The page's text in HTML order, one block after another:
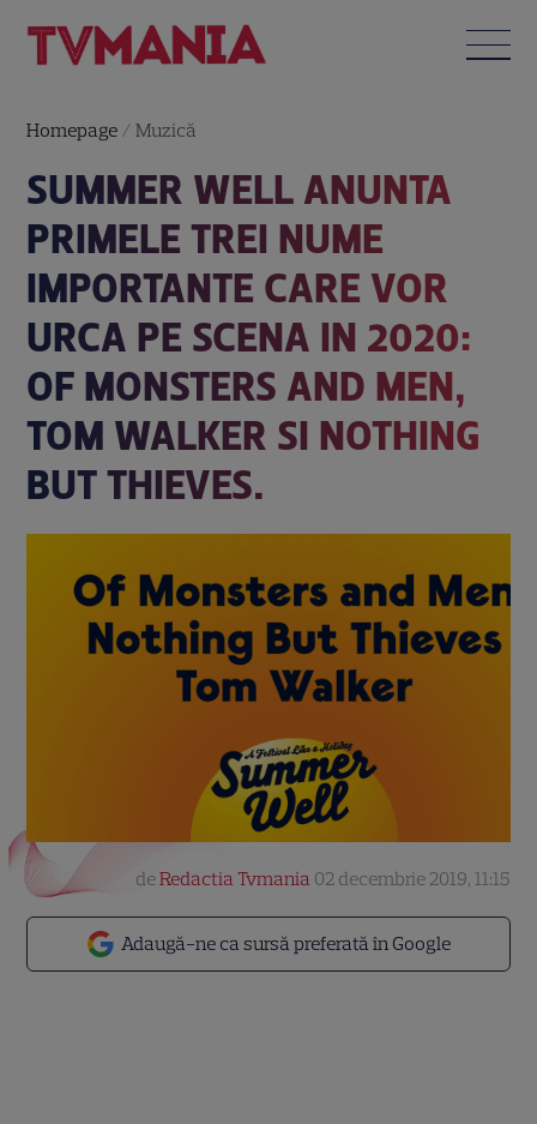
Homepage /Muzică
SUMMER WELL ANUNTA
PRIMELE TREI NUME
IMPORTANTE CARE VOR
URCA PE SCENA IN 2020:
OF MONSTERS AND MEN,
TOM WALKER SI NOTHING
BUT THIEVES.
Adaugă-ne ca sursă preferată în Google
deRedactia Tvmania 02 decembrie 2019, 11:15